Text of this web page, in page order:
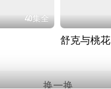
40集全
换一换